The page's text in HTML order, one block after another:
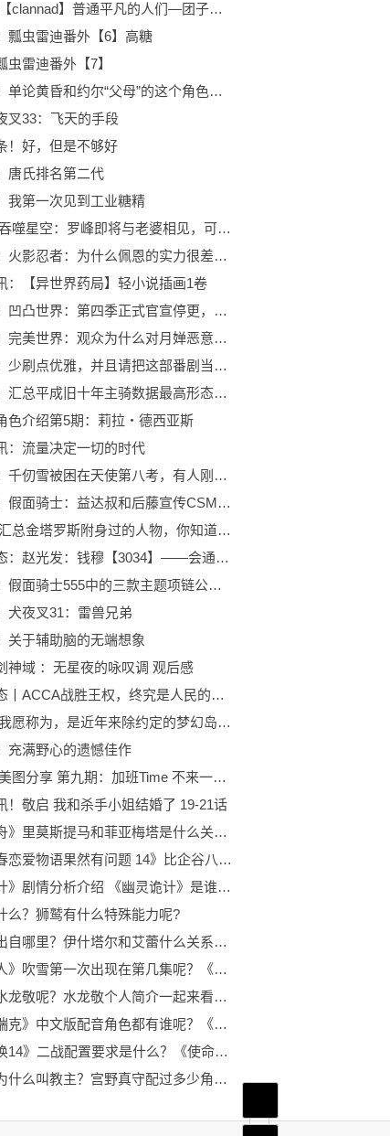
天天简讯:【clannad】普通平凡的人们—团子大家族
瓢虫雷迪番外【6】高糖
虫雷迪番外【7】
每日热点：单论黄昏和约尔“父母”的这个角色和阿妮亚这个可爱的废物
叉33：飞天的手段
！好，但是不够好
唐氏排名第二代
我第一次见到工业糖精
全球热议:吞噬星空：罗峰即将与老婆相见，可徐欣为何生下孩子后选择自尽？
每日快播：火影忍者：为什么佩恩的实力很差，却能带来全剧最强的压迫感呢？
：【异世界药局】轻小说插画1卷
每日观点：凹凸世界：第四季正式官宣停更，十月归来后能把挖的坑都填上吗？
每日精选：完美世界：观众为什么对月婵恶意这么大？她到底做错了什么？
每日信息：少刷点优雅，并且请把这部番剧当轻松的喜剧日常
世界热文：汇总平成旧十年主骑数据最高形态的基础数据前五名
色介绍第5期：莉拉・德西亚斯
：流量决定一切的时代
全球快看：千仞雪被困在天使第八考，有人刚好撞枪口上，唐三却一点也不急
当前讯息：假面骑士：益达叔和后藤宣传CSM Birth腰带，门田就任石卷观光大使
动态焦点:汇总金塔罗斯附身过的人物，你知道几个？
环球新动态：赵光发：钱穆【3034】——会通博综（2021年9月25日）
世界速讯：假面骑士555中的三款主题项链公开，你最喜欢哪一个？
犬夜叉31：雷兽兄弟
关于辅助脑的无端想象
神域 ：无星夜的咏叹调 观后感
天天微动态丨ACCA战胜王权，终究是人民的胜利
全球播报:我愿称为，是近年来除约定的梦幻岛和来自深渊以外，最优秀的作品
充满野心的遗憾佳作
焦点报道:美图分享 第九期：加班Time 不来一杯吗？
！敬启 我和杀手小姐结婚了 19-21话
《明日方舟》里莫斯提马和菲亚梅塔是什么关系？莫斯提马的武器是什么?
《我的青春恋爱物语果然有问题 14》比企谷八幡为什么喜欢雪乃？八幡和雪乃结局是什么？
《幽灵诡计》剧情分析介绍 《幽灵诡计》是谁的作品呢？
么？狮鹫有什么特殊能力呢?
伊什塔尔出自哪里？伊什塔尔和艾蕾什么关系呢？
《一拳超人》吹雪第一次出现在第几集呢？《一拳超人》里吹雪喜欢琦玉吗？
如何评价水龙敬呢？水龙敬个人简介一起来看看吧！
《怪物史瑞克》中文版配音角色都有谁呢？《怪物史莱克》的驴子叫什么？
《使命召唤14》二战配置要求是什么？《使命召唤14》二战都有什么模式
宫野真守为什么叫教主？宫野真守配过多少角色？